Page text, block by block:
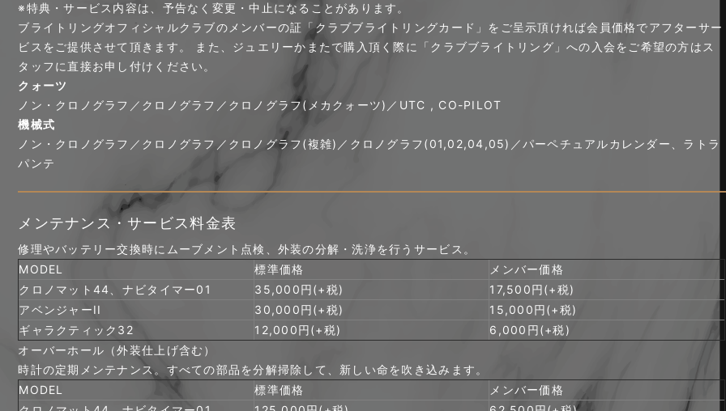
※特典・サービス内容は、予告なく変更・中止になることがあります。
ブライトリングオフィシャルクラブのメンバーの証「クラブブライトリングカード」をご呈示頂ければ会員価格でアフターサー
ビスをご提供させて頂きます。 また、ジュエリーかまたで購入頂く際に「クラブブライトリング」への入会をご希望の方はス
タッフに直接お申し付けください。
クォーツ
ノン・クロノグラフ／クロノグラフ／クロノグラフ(メカクォーツ)／UTC , CO-PILOT
機械式
ノン・クロノグラフ／クロノグラフ／クロノグラフ(複雑)／クロノグラフ(01,02,04,05)／パーペチュアルカレンダー、ラトラ
パンテ
メンテナンス・サービス料金表
修理やバッテリー交換時にムーブメント点検、外装の分解・洗浄を行うサービス。
MODEL
標準価格
メンバー価格
クロノマット44、ナビタイマー01
35,000円(+税)
17,500円(+税)
アベンジャーII
30,000円(+税)
15,000円(+税)
ギャラクティック32
12,000円(+税)
6,000円(+税)
オーバーホール（外装仕上げ含む）
時計の定期メンテナンス。すべての部品を分解掃除して、新しい命を吹き込みます。
MODEL
標準価格
メンバー価格